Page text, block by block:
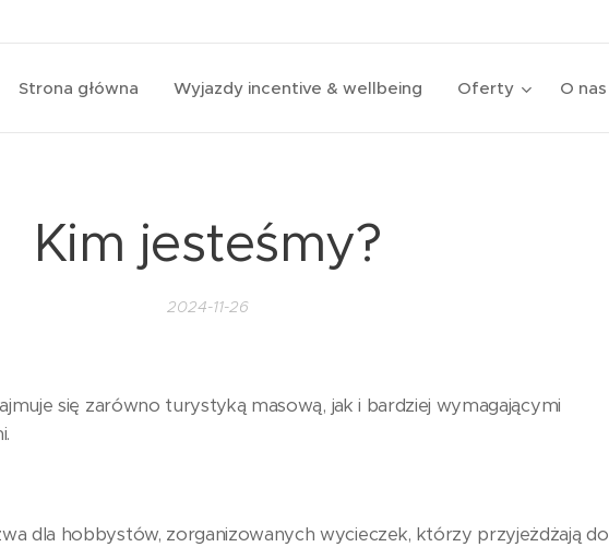
Strona główna Wyjazdy incentive & wellbeing Oferty O nas
Kim jesteśmy?
2024-11-26
się zarówno turystyką masową, jak i bardziej wymagającymi
dla hobbystów, zorganizowanych wycieczek, którzy przyjeżdżają do